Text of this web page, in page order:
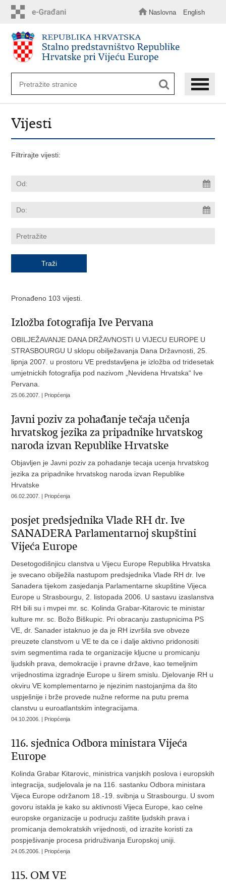
sadržaj
Naslovna English
Vijesti
Filtrirajte vijesti:
Pronađeno 103 vijesti.
Izložba fotografija Ive Pervana
OBILJEŽAVANJE DANA DRŽAVNOSTI U VIJECU EUROPE U
STRASBOURGU U sklopu obilježavanja Dana Državnosti, 25.
lipnja 2007. u prostoru VE predstavljena je izložba od tridesetak
umjetnickih fotografija pod nazivom „Nevidena Hrvatska“ Ive
Pervana.
25.06.2007. | Priopćenja
Javni poziv za pohađanje tečaja učenja
hrvatskog jezika za pripadnike hrvatskog
naroda izvan Republike Hrvatske
Objavljen je Javni poziv za pohadanje tecaja ucenja hrvatskog
jezika za pripadnike hrvatskog naroda izvan Republike
Hrvatske
06.02.2007. | Priopćenja
posjet predsjednika Vlade RH dr. Ive
SANADERA Parlamentarnoj skupštini
Vijeća Europe
Desetogodišnjicu clanstva u Vijecu Europe Republika Hrvatska
je svecano obilježila nastupom predsjednika Vlade RH dr. Ive
Sanadera tijekom zasjedanja Parlamentarne skupštine Vijeca
Europe u Strasbourgu, 2. listopada 2006. U sastavu izaslanstva
RH bili su i mvpei mr. sc. Kolinda Grabar-Kitarovic te ministar
kulture mr. sc. Božo Biškupic. Pri obracanju zastupnicima PS
VE, dr. Sanader istaknuo je da je RH izvršila sve obveze
preuzete clanstvom u VE te da ce i dalje aktivno pridonositi
svim segmentima rada te organizacije kljucne u promicanju
ljudskih prava, demokracije i pravne države, kao temeljnim
vrijednostima izgradnje Europe u širem smislu. Djelovanje RH u
okviru VE komplementarno je njezinim nastojanjima da što
uspješnije i brže provede nužne reforme na putu prema
clanstvu u euroatlantskim integracijama.
04.10.2006. | Priopćenja
116. sjednica Odbora ministara Vijeća
Europe
Kolinda Grabar Kitarovic, ministrica vanjskih poslova i europskih
integracija, sudjelovala je na 116. sastanku Odbora ministara
Vijeca Europe održanom 18.-19. svibnja u Strasbourgu. U svom
govoru istakla je kako su aktivnosti Vijeca Europe, kao celne
europske organizacije u podrucju zaštite ljudskih prava i
promicanja demokratskih vrijednosti, od izrazite koristi za
pospješivanje procesa pridruživanja Europskoj uniji.
24.05.2006. | Priopćenja
115. OM VE